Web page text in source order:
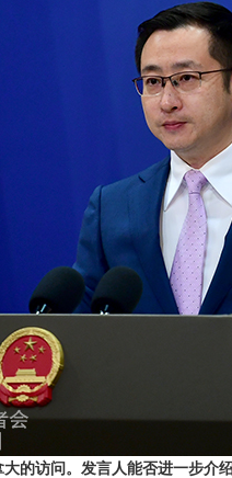
的访问。发言人能否进一步介